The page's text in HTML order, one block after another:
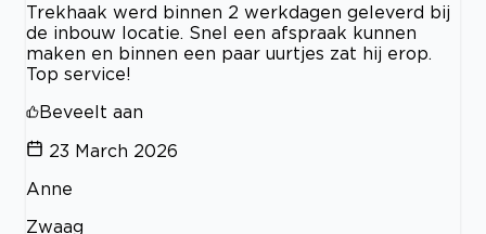
Trekhaak werd binnen 2 werkdagen geleverd bij
de inbouw locatie. Snel een afspraak kunnen
maken en binnen een paar uurtjes zat hij erop.
Top service!
Beveelt aan
23 March 2026
Anne
Zwaag